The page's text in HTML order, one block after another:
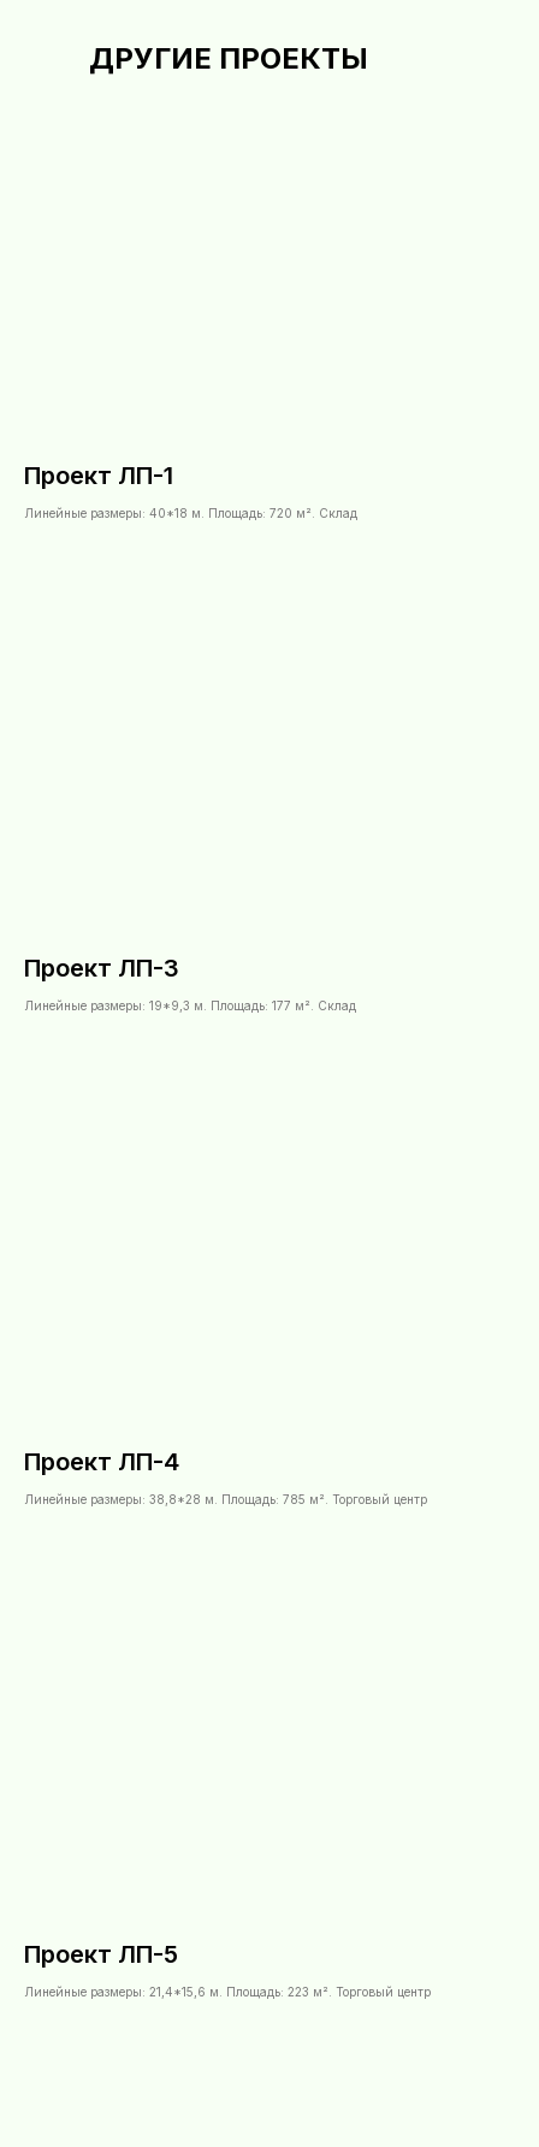
ДРУГИЕ ПРОЕКТЫ
Проект ЛП-1
Линейные размеры: 40*18 м. Площадь: 720 м². Склад
Проект ЛП-3
Линейные размеры: 19*9,3 м. Площадь: 177 м². Склад
Проект ЛП-4
Линейные размеры: 38,8*28 м. Площадь: 785 м². Торговый центр
Проект ЛП-5
Линейные размеры: 21,4*15,6 м. Площадь: 223 м². Торговый центр